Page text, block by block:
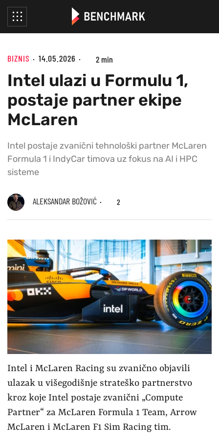
BIZNIS 14.05.2026 2 min
Intel ulazi u Formulu 1,
postaje partner ekipe
McLaren
Intel postaje zvanični tehnološki partner McLaren
Formula 1 i IndyCar timova uz fokus na AI i HPC
sisteme
ALEKSANDAR BOŽOVIĆ 2
Intel i McLaren Racing su zvanično objavili
ulazak u višegodišnje strateško partnerstvo
kroz koje Intel postaje zvanični „Compute
Partner“ za McLaren Formula 1 Team, Arrow
McLaren i McLaren F1 Sim Racing tim.